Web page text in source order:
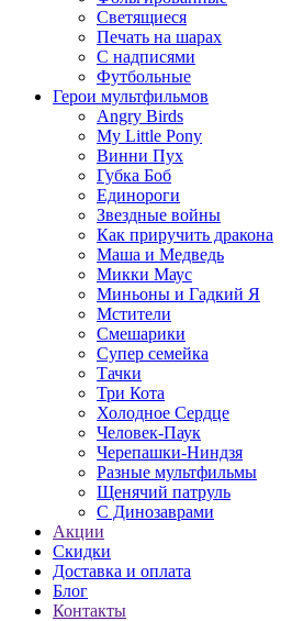
Светящиеся
Печать на шарах
С надписями
Футбольные
Герои мультфильмов
Angry Birds
My Little Pony
Винни Пух
Губка Боб
Единороги
Звездные войны
Как приручить дракона
Маша и Медведь
Микки Маус
Миньоны и Гадкий Я
Мстители
Смешарики
Супер семейка
Тачки
Три Кота
Холодное Сердце
Человек-Паук
Черепашки-Ниндзя
Разные мультфильмы
Щенячий патруль
C Динозаврами
Акции
Скидки
Доставка и оплата
Блог
Контакты